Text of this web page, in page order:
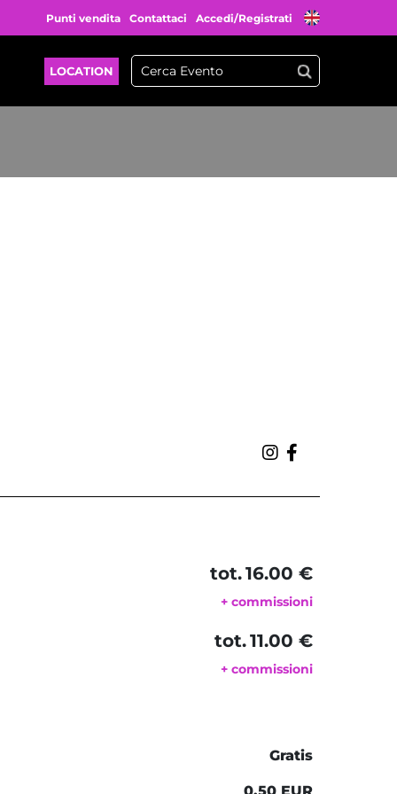
Punti vendita Contattaci Accedi/Registrati
LOCATION
tot.16.00 €
+ commissioni
tot.11.00 €
+ commissioni
Gratis